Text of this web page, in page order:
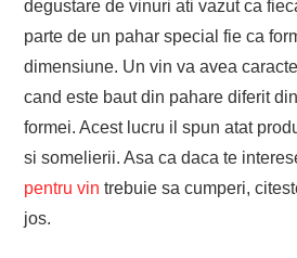
degustare de vinuri ati vazut ca
parte de un pahar special fie ca
dimensiune. Un vin va avea
cand este baut din pahare diferit
formei. Acest lucru il spun atat
si somelierii. Asa ca daca te
pentru vin trebuie sa cumperi,
jos.